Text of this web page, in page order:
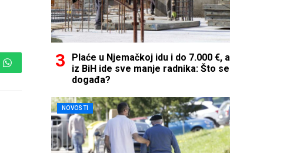
Plaće u Njemačkoj idu i do 7.000 €, a
iz BiH ide sve manje radnika: Što se
događa?
NOVOSTI